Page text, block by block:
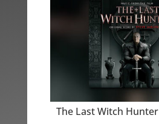
The Last Witch Hunter